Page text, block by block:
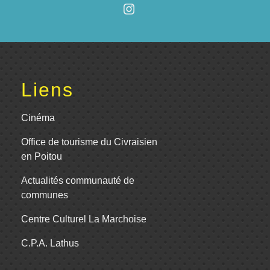
Liens
Cinéma
Office de tourisme du Civraisien
en Poitou
Actualités communauté de
communes
Centre Culturel La Marchoise
C.P.A. Lathus